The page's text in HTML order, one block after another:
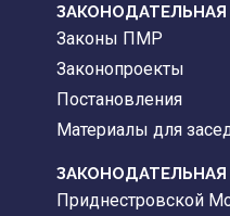
Законы ПМР
Законопроекты
Постановления
Материалы для
ЗАКОНОДАТЕЛЬНАЯ
Приднестровской